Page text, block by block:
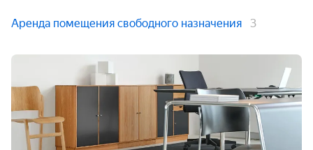
Аренда помещения свободного назначения 3